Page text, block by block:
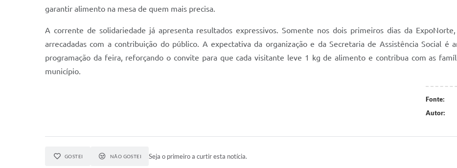
garantir alimento na mesa de quem mais precisa.
A corrente de solidariedade já apresenta resultados expressivos. Somente nos dois primeiros dias da
arrecadadas com a contribuição do público. A expectativa da organização e da Secretaria de Assistência Social é
programação da feira, reforçando o convite para que cada visitante leve 1 kg de alimento e contribua com as
município.
Fonte:
Autor:
GOSTEI NÃO GOSTEI Seja o primeiro a curtir esta notícia.